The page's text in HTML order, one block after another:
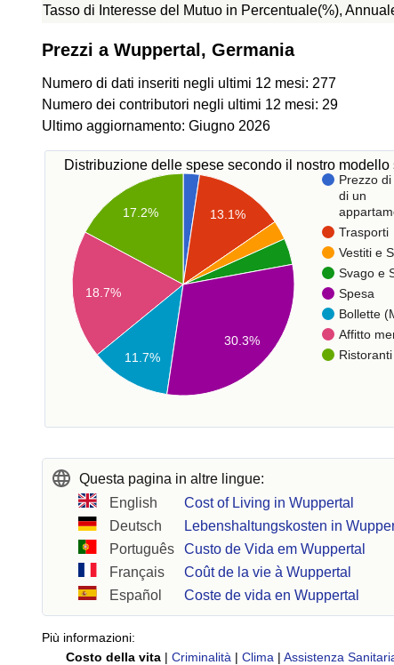
Tasso di Interesse del Mutuo in Percentuale(%),
Prezzi a Wuppertal, Germania
Numero di dati inseriti negli ultimi 12 mesi: 277
Numero dei contributori negli ultimi 12 mesi: 29
Ultimo aggiornamento: Giugno 2026
Distribuzione delle spese secondo il nostro modello
Prezzo
di un
Trasporti
Vestiti e
Svago e
Spesa
Bollette
Affitto
Ristoranti
13.1%
17.2%
18.7%
11.7%
30.3%
Questa pagina in altre lingue:
English
Cost of Living in Wuppertal
Deutsch
Lebenshaltungskosten in
Português
Custo de Vida em Wuppertal
Français
Coût de la vie à Wuppertal
Español
Coste de vida en Wuppertal
Più informazioni:
Costo della vita | Criminalità | Clima | Assistenza